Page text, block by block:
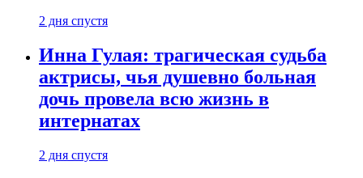
2 дня спустя
Инна Гулая: трагическая судьба
актрисы, чья душевно больная
дочь провела всю жизнь в
интернатах
2 дня спустя